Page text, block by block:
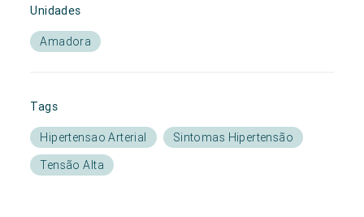
Unidades
Amadora
Tags
Hipertensao Arterial
Sintomas Hipertensão
Tensão Alta